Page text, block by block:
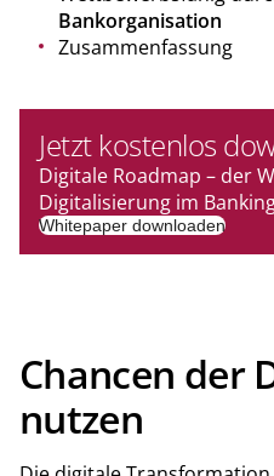
Bankorganisation
Zusammenfassung
Jetzt kostenlos
Digitale Roadmap – der
Digitalisierung im
Whitepaper downloaden
Chancen der
nutzen